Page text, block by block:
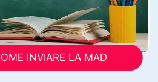
INVIARE LA MAD